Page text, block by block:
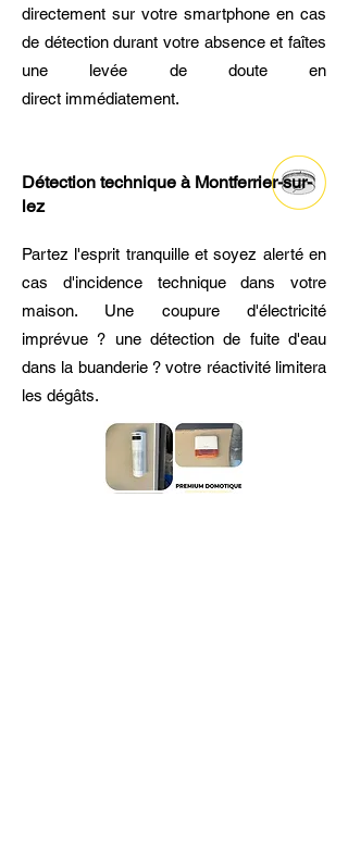
directement sur votre smartphone en cas
de détection durant votre absence et faîtes
une levée de doute en
direct immédiatement.
Détection technique à Montferrier-sur-
lez
Partez l'esprit tranquille et soyez alerté en
cas d'incidence technique dans votre
maison. Une coupure d'électricité
imprévue ? une détection de fuite d'eau
dans la buanderie ? votre réactivité limitera
les dégâts.